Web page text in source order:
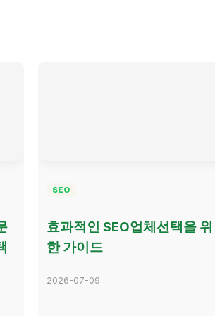
SEO
효과적인 SEO업체선택을 위
한 가이드
2026-07-09